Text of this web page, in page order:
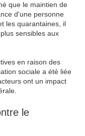
que le maintien de
d'une personne
les quarantaines, il
sensibles aux
en raison des
sociale a été liée
ont un impact
le